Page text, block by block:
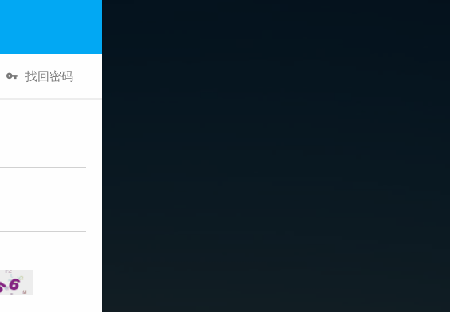
找回密码